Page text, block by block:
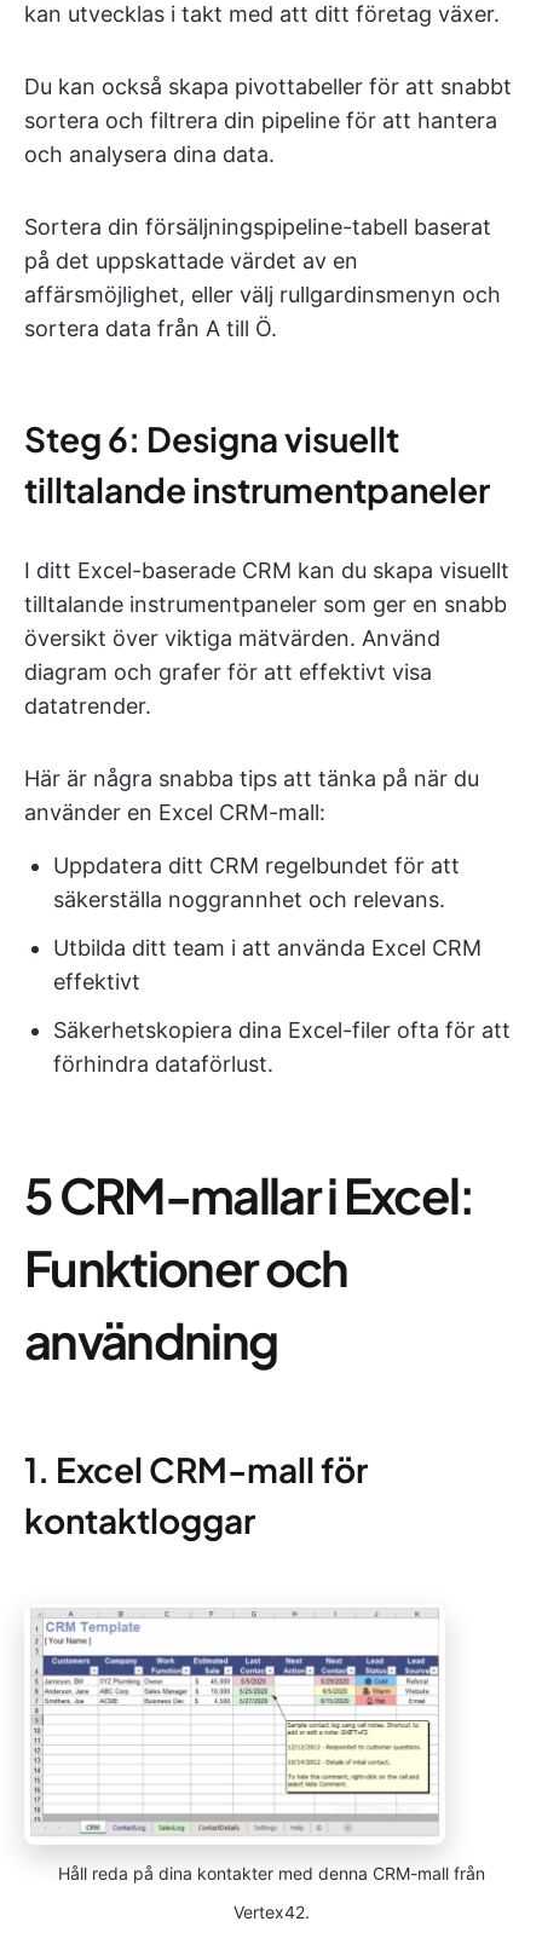
kan utvecklas i takt med att ditt företag växer.
Du kan också skapa pivottabeller för att snabbt
sortera och filtrera din pipeline för att hantera
och analysera dina data.
Sortera din försäljningspipeline-tabell baserat
på det uppskattade värdet av en
affärsmöjlighet, eller välj rullgardinsmenyn och
sortera data från A till Ö.
Steg 6: Designa visuellt
tilltalande instrumentpaneler
I ditt Excel-baserade CRM kan du skapa visuellt
tilltalande instrumentpaneler som ger en snabb
översikt över viktiga mätvärden. Använd
diagram och grafer för att effektivt visa
datatrender.
Här är några snabba tips att tänka på när du
använder en Excel CRM-mall:
Uppdatera ditt CRM regelbundet för att
säkerställa noggrannhet och relevans.
Utbilda ditt team i att använda Excel CRM
effektivt
Säkerhetskopiera dina Excel-filer ofta för att
förhindra dataförlust.
5 CRM-mallar i Excel:
Funktioner och
användning
1. Excel CRM-mall för
kontaktloggar
Håll reda på dina kontakter med denna CRM-mall från
Vertex42.